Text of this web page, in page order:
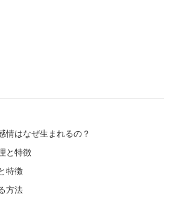
情はなぜ生まれるの？
と特徴
特徴
方法